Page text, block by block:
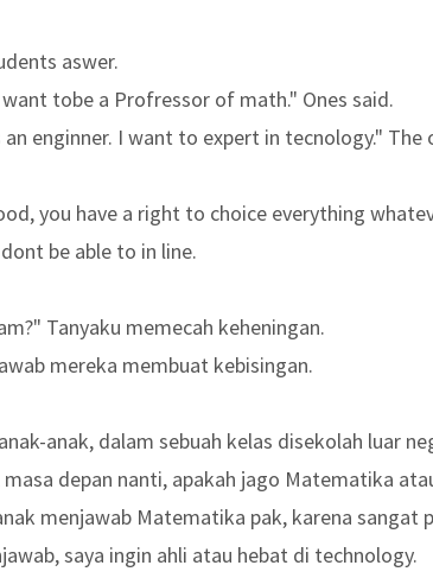
aswer.
tobe a Profressor of math." Ones said.
an enginner. I want to expert in tecnology." The
you have a right to choice everything
be able to in line.
Tanyaku memecah keheningan.
mereka membuat kebisingan.
anak, dalam sebuah kelas disekolah luar
depan nanti, apakah jago Matematika
menjawab Matematika pak, karena
saya ingin ahli atau hebat di technology.